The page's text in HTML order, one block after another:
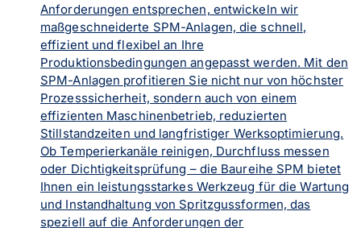
Anforderungen entsprechen, entwickeln wir
maßgeschneiderte SPM-Anlagen, die schnell,
effizient und flexibel an Ihre
Produktionsbedingungen angepasst werden. Mit den
SPM-Anlagen profitieren Sie nicht nur von höchster
Prozesssicherheit, sondern auch von einem
effizienten Maschinenbetrieb, reduzierten
Stillstandzeiten und langfristiger Werksoptimierung.
Ob Temperierkanäle reinigen, Durchfluss messen
oder Dichtigkeitsprüfung – die Baureihe SPM bietet
Ihnen ein leistungsstarkes Werkzeug für die Wartung
und Instandhaltung von Spritzgussformen, das
speziell auf die Anforderungen der